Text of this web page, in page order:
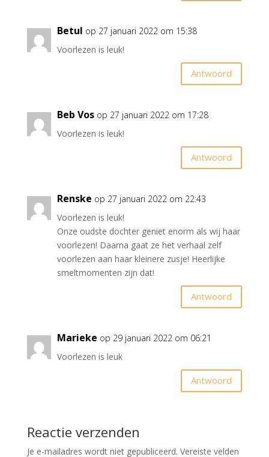
Betul op 27 januari 2022 om 15:38
Voorlezen is leuk!
Antwoord
Beb Vos op 27 januari 2022 om 17:28
Voorlezen is leuk!
Antwoord
Renske op 27 januari 2022 om 22:43
Voorlezen is leuk!
Onze oudste dochter geniet enorm als wij haar
voorlezen! Daarna gaat ze het verhaal zelf
voorlezen aan haar kleinere zusje! Heerlijke
smeltmomenten zijn dat!
Antwoord
Marieke op 29 januari 2022 om 06:21
Voorlezen is leuk
Antwoord
Reactie verzenden
Je e-mailadres wordt niet gepubliceerd. Vereiste velden